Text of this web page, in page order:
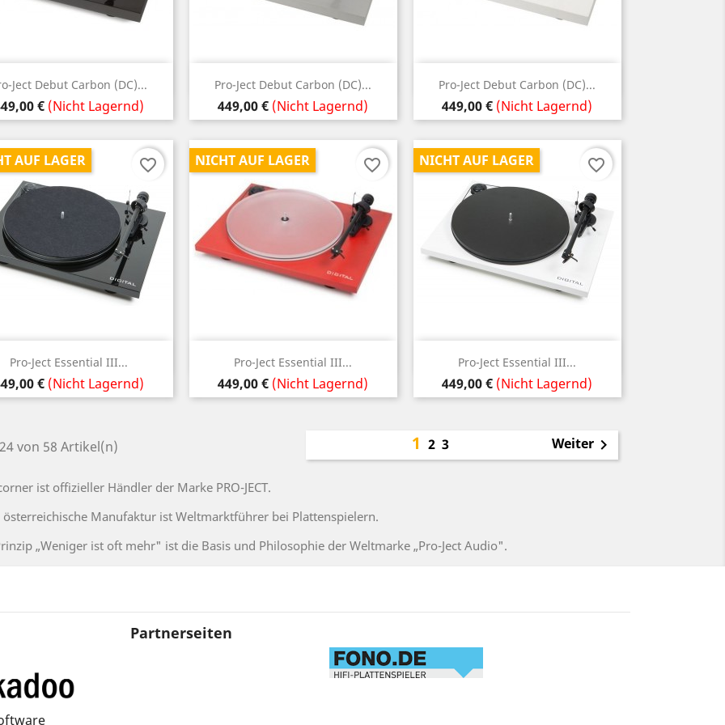
Ject Debut Carbon (DC)...
€ (Nicht Lagernd)
Vorschau Pro-Ject Debut Carbon (DC)...
Preis
449,00 € (Nicht Lagernd)
Vorschau Pro-Ject Debut Carbon (DC)...
Preis
449,00 € (Nicht Lagernd)
Vorschau
Pro-Ject Essential III...
€ (Nicht Lagernd)
AUF LAGER
Vorschau
favorite_border
Pro-Ject Essential III...
Preis
449,00 € (Nicht Lagernd)
NICHT AUF LAGER
Vorschau
favorite_border
Pro-Ject Essential III...
Preis
449,00 € (Nicht Lagernd)
NICHT AUF LAGER
Vorschau
favorite_border
von 58 Artikel(n) 1 2 3 Weiter
ist offizieller Händler der Marke PRO-JECT.
österreichische Manufaktur ist Weltmarktführer bei Plattenspielern.
„Weniger ist oft mehr" ist die Basis und Philosophie der Weltmarke „Pro-Ject Audio".
Partnerseiten